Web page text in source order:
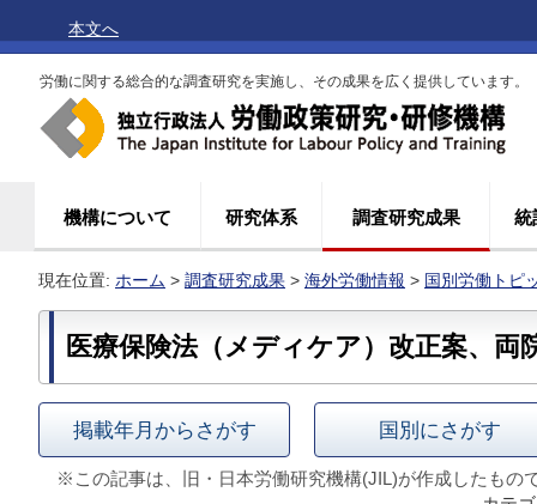
本文へ
労働に関する総合的な調査研究を実施し、その成果を広く提供しています。
機構について 研究体系 調査研究成果 統
現在位置: ホーム > 調査研究成果 > 海外労働情報 > 国別労働トピ
医療保険法（メディケア）改正案、両
掲載年月からさがす 国別にさがす
※この記事は、旧・日本労働研究機構(JIL)が作成したもの